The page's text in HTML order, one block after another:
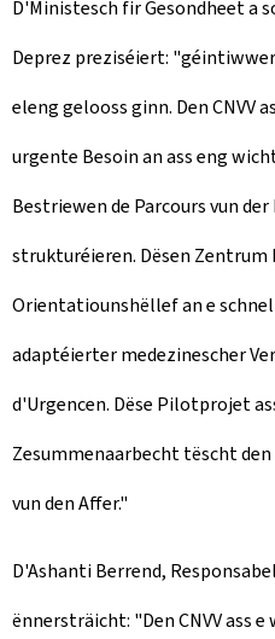
D'Ministesch fir Gesondheet a
Deprez preziséiert:
eleng gelooss ginn. Den CNVV
urgente Besoin an ass eng
Bestriewen de Parcours vun
strukturéieren. Dësen
Orientatiounshëllef an e
adaptéierter medezinescher
d'Urgencen. Dëse Pilotprojet
Zesummenaarbecht tëscht
vun den Affer."
D'Ashanti Berrend,
ënnersträicht: "Den CNVV ass